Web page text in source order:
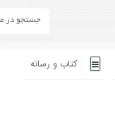
کتاب و رسانه